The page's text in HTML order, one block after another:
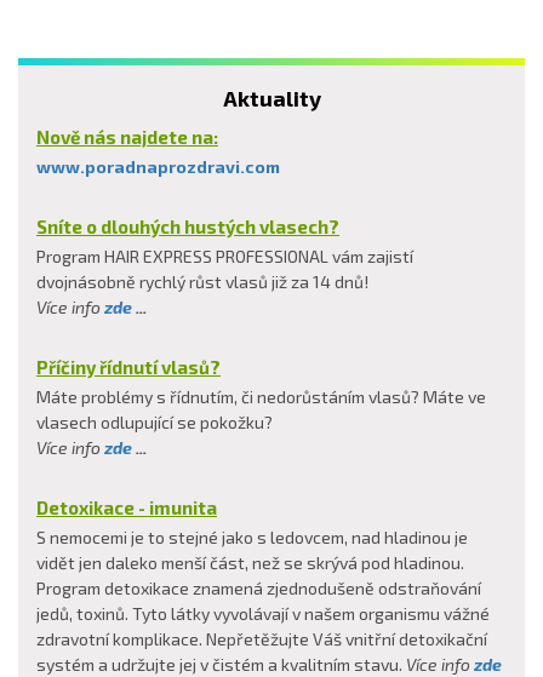
Aktuality
Nově nás najdete na:
www.poradnaprozdravi.com
Sníte o dlouhých hustých vlasech?
Program HAIR EXPRESS PROFESSIONAL vám zajistí
dvojnásobně rychlý růst vlasů již za 14 dnů!
Více info zde...
Příčiny řídnutí vlasů?
Máte problémy s řídnutím, či nedorůstáním vlasů? Máte ve
vlasech odlupující se pokožku?
Více info zde...
Detoxikace - imunita
S nemocemi je to stejné jako s ledovcem, nad hladinou je
vidět jen daleko menší část, než se skrývá pod hladinou.
Program detoxikace znamená zjednodušeně odstraňování
jedů, toxinů. Tyto látky vyvolávají v našem organismu vážné
zdravotní komplikace. Nepřetěžujte Váš vnitřní detoxikační
systém a udržujte jej v čistém a kvalitním stavu. Více info zde